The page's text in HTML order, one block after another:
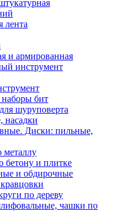
лента
и армированная
инструмент
бит
шуруповерта
насадки
Диски: пильные,
металлу
бетону и плитке
и обдирочные
по дереву
чашки по